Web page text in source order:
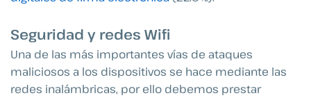
Seguridad y redes Wifi
Una de las más importantes vías de ataques
maliciosos a los dispositivos se hace mediante las
redes inalámbricas, por ello debemos prestar